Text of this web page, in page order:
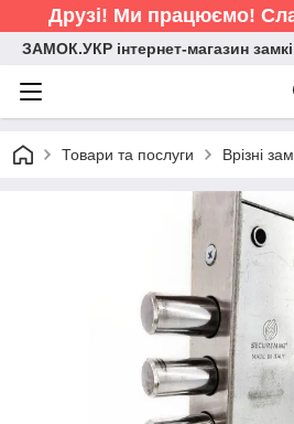
Друзі! Ми працюємо!
ЗАМОК.УКР інтернет-магазин
Товари та послуги Врізні